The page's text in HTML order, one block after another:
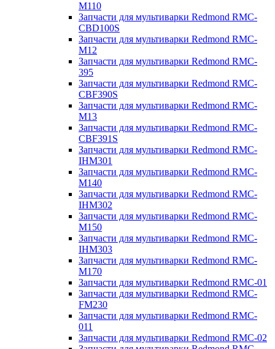
M110
Запчасти для мультиварки Redmond RMC-
CBD100S
Запчасти для мультиварки Redmond RMC-
M12
Запчасти для мультиварки Redmond RMC-
395
Запчасти для мультиварки Redmond RMC-
CBF390S
Запчасти для мультиварки Redmond RMC-
M13
Запчасти для мультиварки Redmond RMC-
CBF391S
Запчасти для мультиварки Redmond RMC-
IHM301
Запчасти для мультиварки Redmond RMC-
M140
Запчасти для мультиварки Redmond RMC-
IHM302
Запчасти для мультиварки Redmond RMC-
M150
Запчасти для мультиварки Redmond RMC-
IHM303
Запчасти для мультиварки Redmond RMC-
M170
Запчасти для мультиварки Redmond RMC-01
Запчасти для мультиварки Redmond RMC-
FM230
Запчасти для мультиварки Redmond RMC-
011
Запчасти для мультиварки Redmond RMC-02